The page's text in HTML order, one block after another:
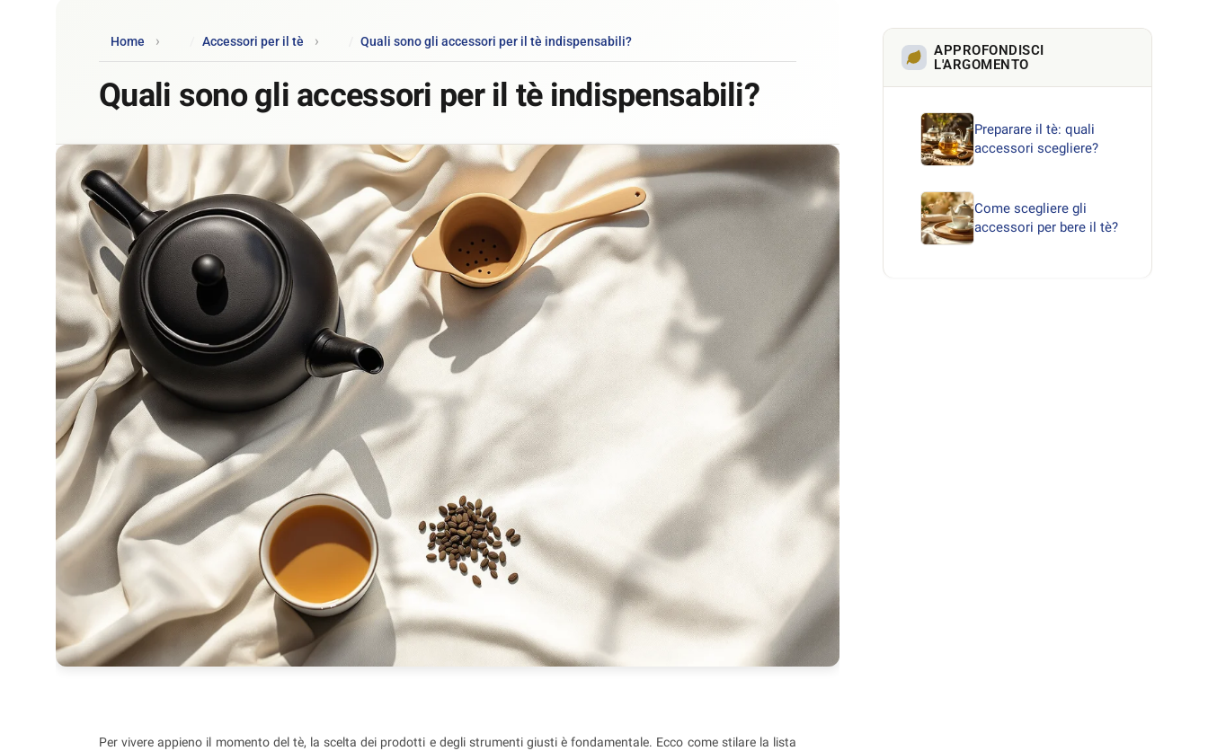
Home Accessori per il tè Quali sono gli accessori per il tè indispensabili?
Quali sono gli accessori per il tè indispensabili?
Per vivere appieno il momento del tè, la scelta dei prodotti e degli strumenti giusti è fondamentale. Ecco come stilare la lista
APPROFONDISCI
L'ARGOMENTO
Preparare il tè: quali
accessori scegliere?
Come scegliere gli
accessori per bere il tè?